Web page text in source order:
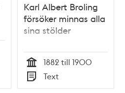
Karl Albert Broling
försöker minnas alla
sina stölder
Tid
1882 till 1900
Typ
Text